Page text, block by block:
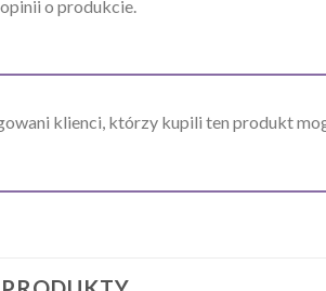
o produkcie.
klienci, którzy kupili ten produkt